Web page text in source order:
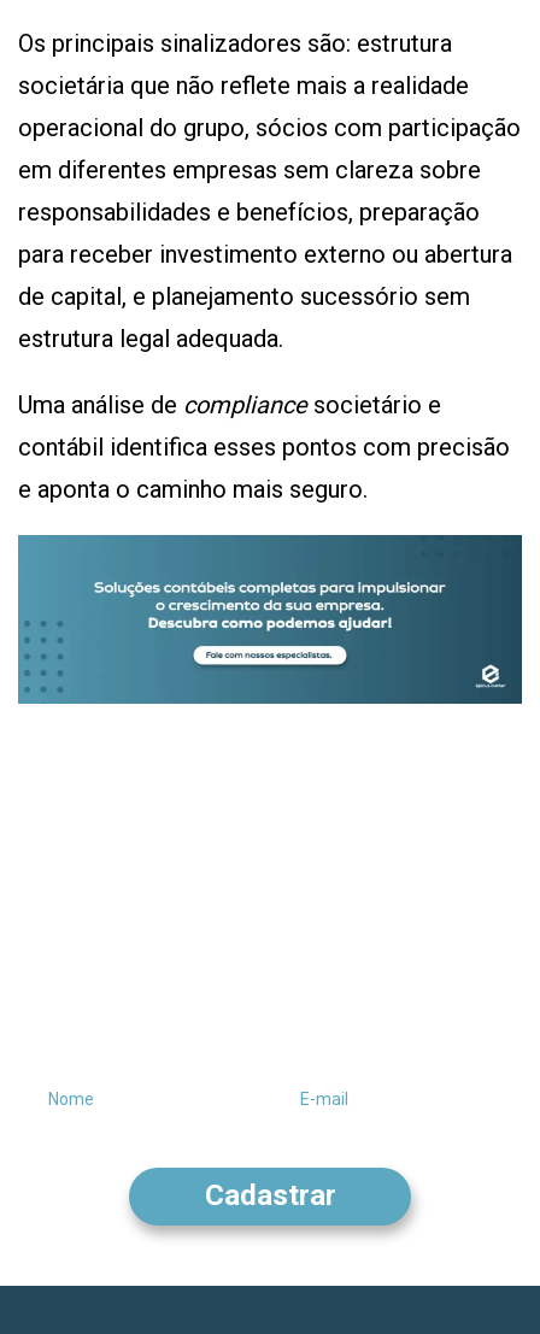
Os principais sinalizadores são: estrutura
societária que não reflete mais a realidade
operacional do grupo, sócios com participação
em diferentes empresas sem clareza sobre
responsabilidades e benefícios, preparação
para receber investimento externo ou abertura
de capital, e planejamento sucessório sem
estrutura legal adequada.
Uma análise de compliancesocietário e
contábil identifica esses pontos com precisão
e aponta o caminho mais seguro.